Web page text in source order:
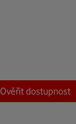
Ověřit dostupnost